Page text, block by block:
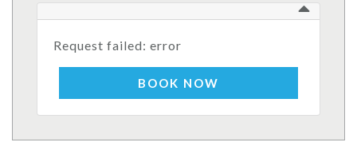
Request failed: error
BOOK NOW